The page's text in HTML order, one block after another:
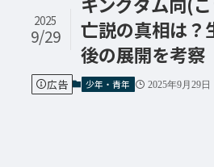
亡説の真相は？
後の展開を考察
2025
9/29
広告 少年・青年 2025年9月29日